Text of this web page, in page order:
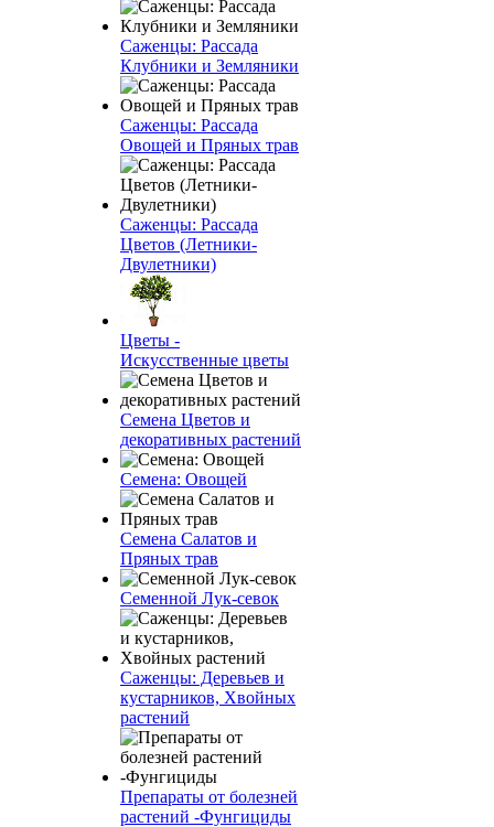
Саженцы: Рассада
Клубники и Земляники
Саженцы: Рассада
Овощей и Пряных трав
Саженцы: Рассада
Цветов (Летники-
Двулетники)
Цветы -
Искусственные цветы
Семена Цветов и
декоративных растений
Семена: Овощей
Семена Салатов и
Пряных трав
Семенной Лук-севок
Саженцы: Деревьев и
кустарников, Хвойных
растений
Препараты от болезней
растений -Фунгициды